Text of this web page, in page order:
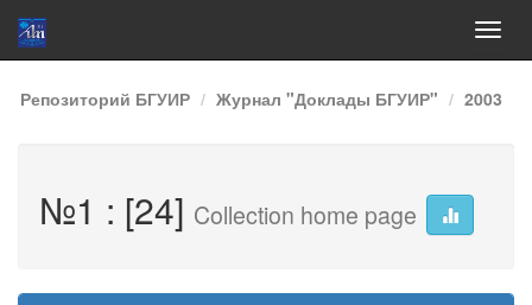
Skip
navigation
Репозиторий БГУИР Журнал "Доклады БГУИР" 2003
№1 : [24] Collection home page